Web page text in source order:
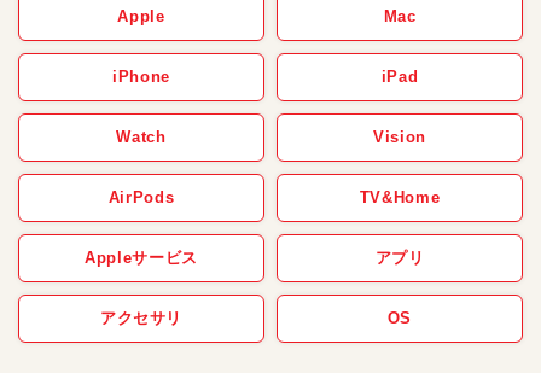
Apple Mac
iPhone iPad
Watch Vision
AirPods TV&Home
Appleサービス アプリ
アクセサリ OS